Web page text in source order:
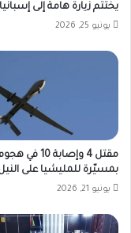
يختتم زيارة هامة إلى إسبانيا
يونيو 25, 2026
مقتل 4 وإصابة 10 في
بمسيّرة للمليشيا على
يونيو 21, 2026